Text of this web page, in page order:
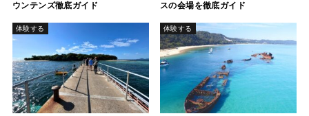
ウンテンズ徹底ガイド
スの会場を徹底ガイド
体験する 体験する